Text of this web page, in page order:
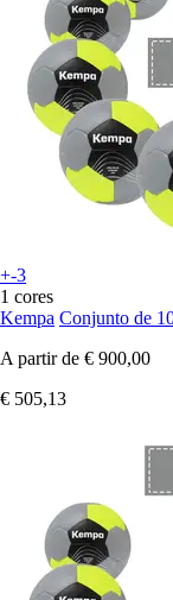
+-3
1 cores
Kempa Conjunto de
A partir de € 900,00
€ 505,13